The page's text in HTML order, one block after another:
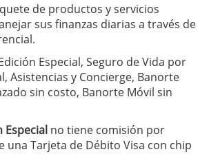
de productos y servicios
sus finanzas diarias a través de
Especial, Seguro de Vida por
Asistencias y Concierge, Banorte
sin costo, Banorte Móvil sin
Especial no tiene comisión por
una Tarjeta de Débito Visa con chip